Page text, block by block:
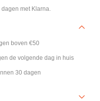
met Klarna.
boven €50
de volgende dag in huis
30 dagen